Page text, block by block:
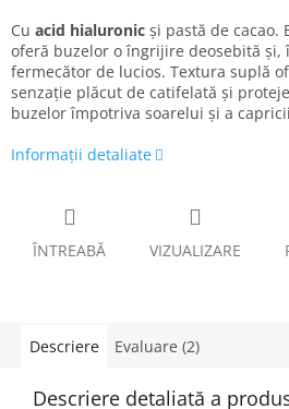
Cu acid hialuronic și pastă de cacao.
oferă buzelor o îngrijire deosebită și,
fermecător de lucios. Textura suplă
senzație plăcut de catifelată și
buzelor împotriva soarelui și a
Informaţii detaliate
ÎNTREABĂ VIZUALIZARE
Descriere Evaluare (2)
Descriere detaliată a